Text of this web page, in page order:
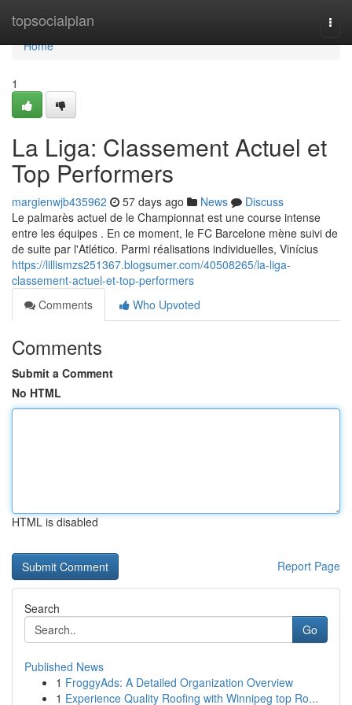
topsocialplan
Home
Home
1
La Liga: Classement Actuel et
Top Performers
margienwjb435962 57 days ago News
Discuss
Le palmarès actuel de le Championnat est une course intense
entre les équipes . En ce moment, le FC Barcelone mène suivi de
de suite par l'Atlético. Parmi réalisations individuelles, Vinícius
https://lillismzs251367.blogsumer.com/40508265/la-liga-
classement-actuel-et-top-performers
Comments
Who Upvoted
Comments
Submit a Comment
No HTML
HTML is disabled
Report Page
Search
Go
Published News
1 FroggyAds: A Detailed Organization Overview
1 Experience Quality Roofing with Winnipeg top Ro...